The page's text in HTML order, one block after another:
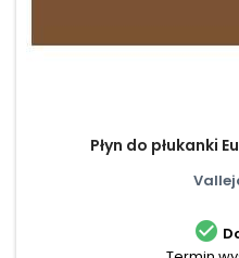
Płyn do płukanki
